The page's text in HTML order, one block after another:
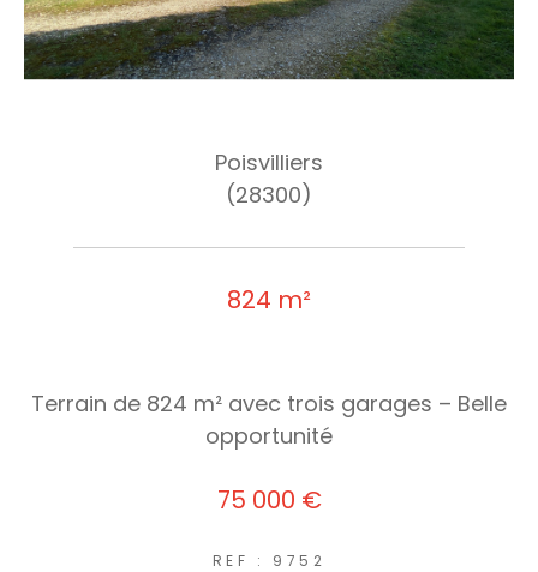
Poisvilliers
(28300)
824 m²
Terrain de 824 m² avec trois garages – Belle
opportunité
75 000 €
REF : 9752